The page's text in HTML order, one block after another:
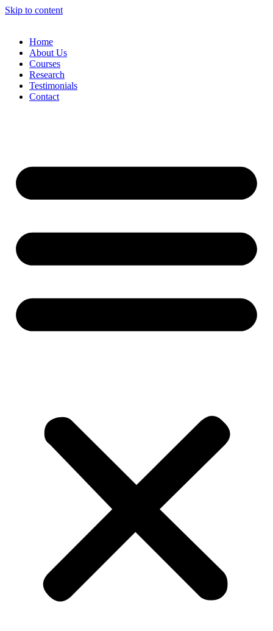
Skip to content
Home
About Us
Courses
Research
Testimonials
Contact